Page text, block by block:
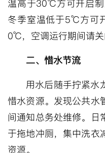
温高于30℃方可开启
冬季室温低于5℃方可
0℃，空调运行期间请关
二、惜水节流
用水后随手拧紧水
惜水资源。发现公共水
间通知总务处维修。日
于拖地冲厕，集中洗衣
资源。